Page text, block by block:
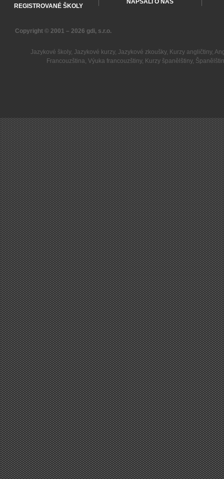
REGISTROVANÉ ŠKOLY
NAPSALI O NÁS
Copyright © 2001 – 2026 gdi, s.r.o.
Jazykové školy, Jazykové kurzy, Jazykové zkoušky, Kurzy angličtiny,
Francouzština,Výuka francouzštiny, Kurzy španělštiny,